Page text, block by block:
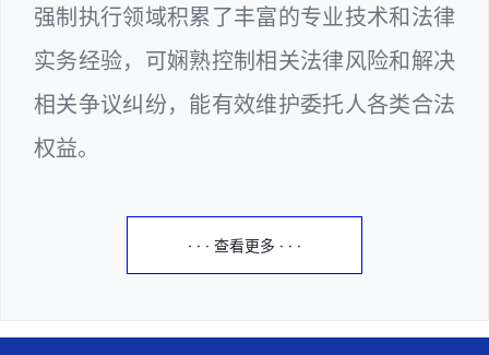
强制执行领域积累了丰富的专业技术和法律
实务经验，可娴熟控制相关法律风险和解决
相关争议纠纷，能有效维护委托人各类合法
权益。
· · · 查看更多 · · ·